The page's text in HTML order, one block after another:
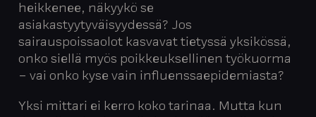
heikkenee, näkyykö se
asiakastyytyväisyydessä? Jos
sairauspoissaolot kasvavat tietyssä yksikössä,
onko siellä myös poikkeuksellinen työkuorma
– vai onko kyse vain influenssaepidemiasta?
Yksi mittari ei kerro koko tarinaa. Mutta kun